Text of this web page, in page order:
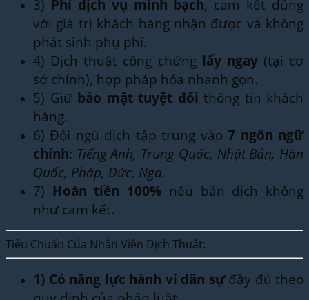
3) Phí dịch vụ minh bạch, cam kết đúng
với giá trị khách hàng nhận được và không
phát sinh phụ phí.
4) Dịch thuật công chứng lấy ngay(tại cơ
sở chính), hợp pháp hóa nhanh gọn.
5) Giữ bảo mật tuyệt đối thông tin khách
hàng.
6) Đội ngũ dịch tập trung vào7 ngôn ngữ
chính: Tiếng Anh, Trung Quốc, Nhật Bản, Hàn
Quốc, Pháp, Đức, Nga.
7) Hoàn tiền 100% nếu bản dịch không
như cam kết.
Tiêu Chuẩn Của Nhân Viên Dịch Thuật:
1) Có năng lực hành vi dân sựđầy đủ theo